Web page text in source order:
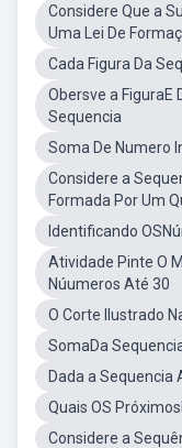
Considere Que a
Uma Lei De
Cada Figura Da
Obersve a FiguraE
Sequencia
Soma De Numero
Considere a
Formada Por Um
Identificando
Atividade Pinte O
Núumeros Até 30
O Corte Ilustrado
SomaDa
Dada a Sequencia
Quais OS
Considere a